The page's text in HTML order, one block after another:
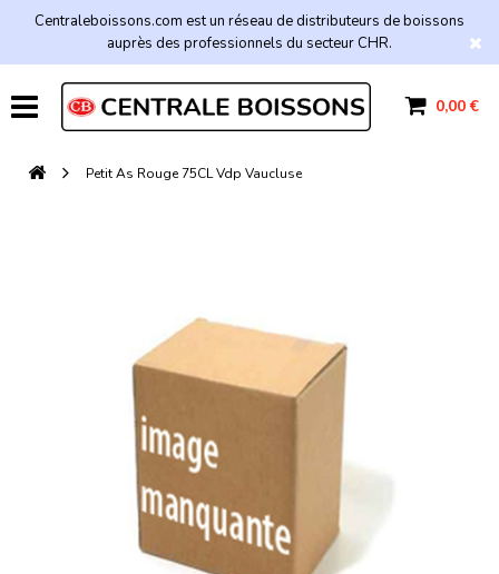
Centraleboissons.com est un réseau de distributeurs de boissons
auprès des professionnels du secteur CHR.
0,00 €
Petit As Rouge 75CL Vdp Vaucluse